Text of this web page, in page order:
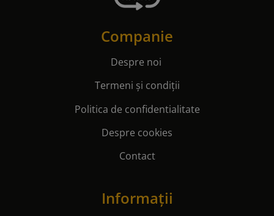
Companie
Despre noi
Termeni și condiții
Politica de confidentialitate
Despre cookies
Contact
Informații